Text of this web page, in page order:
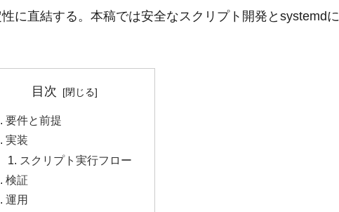
に直結する。本稿では安全なスクリプト開発とsystemdに
目次
要件と前提
実装
スクリプト実行フロー
検証
運用